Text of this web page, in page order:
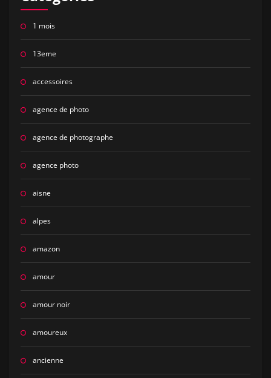
1 mois
13eme
accessoires
agence de photo
agence de photographe
agence photo
aisne
alpes
amazon
amour
amour noir
amoureux
ancienne